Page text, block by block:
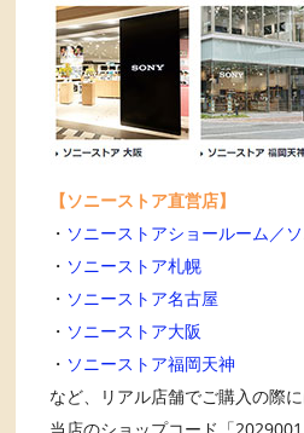
【ソニーストア直営店】
・ ソニーストアショールーム／
・ ソニーストア札幌
・ ソニーストア名古屋
・ ソニーストア大阪
・ ソニーストア福岡天神
など、リアル店舗でご購入の際
当店のショップコード「